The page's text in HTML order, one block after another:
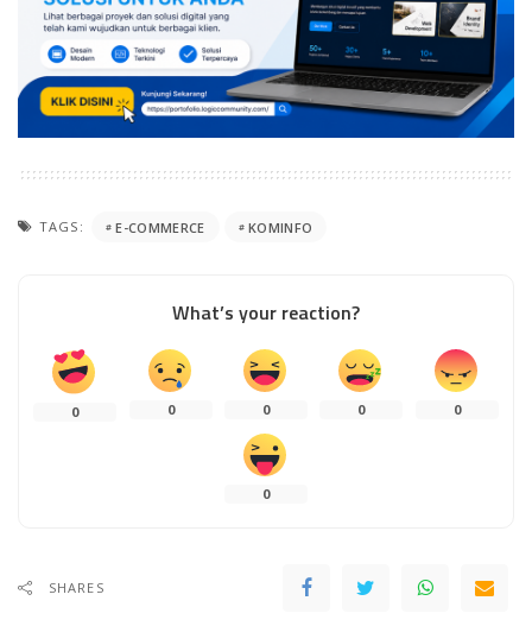
TAGS: E-COMMERCE KOMINFO
What’s your reaction?
0 0 0 0 0
0
SHARES